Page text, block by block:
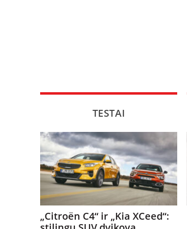
TESTAI
„Citroën C4“ ir „Kia XCeed“: